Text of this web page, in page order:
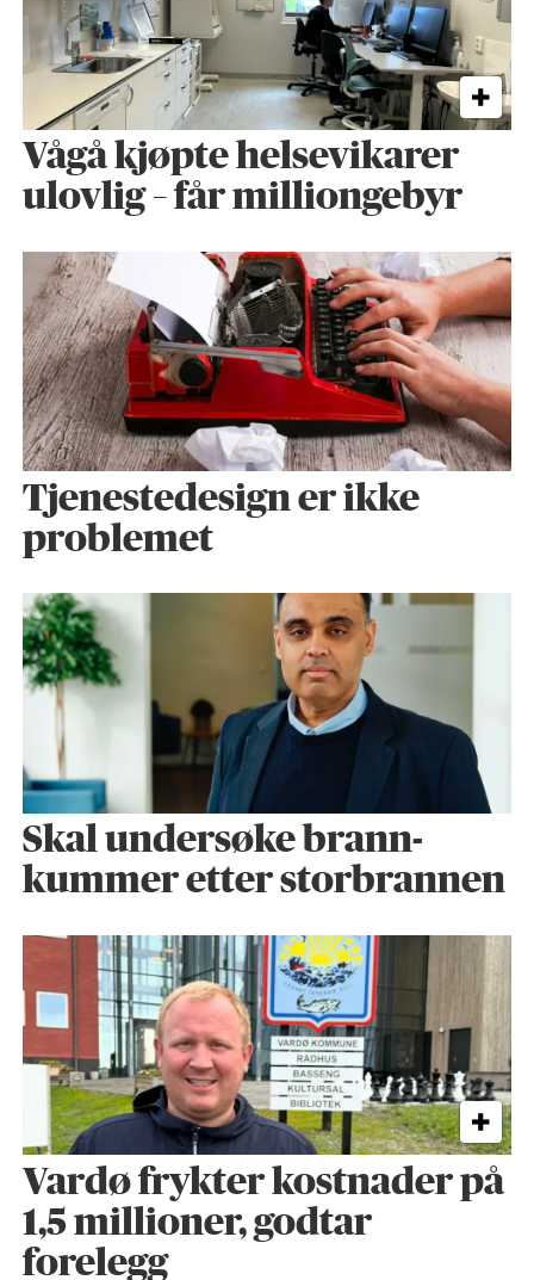
Vågå kjøpte helse­vikarer
ulovlig – får milliongebyr
Tjenestedesign er ikke
problemet
Skal undersøke brann­
kummer etter storbrannen
Vardø frykter kostnader på
1,5 millioner, godtar
forelegg